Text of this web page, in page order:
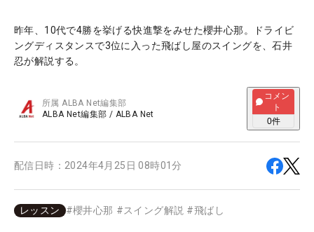
昨年、10代で4勝を挙げる快進撃をみせた櫻井心那。ドライビ
ングディスタンスで3位に入った飛ばし屋のスイングを、石井
忍が解説する。
所属ALBA Net編集部
ALBA Net編集部 / ALBA Net
コメン
ト
0件
配信日時： 2024年4月25日 08時01分
レッスン #櫻井心那 #スイング解説 #飛ばし